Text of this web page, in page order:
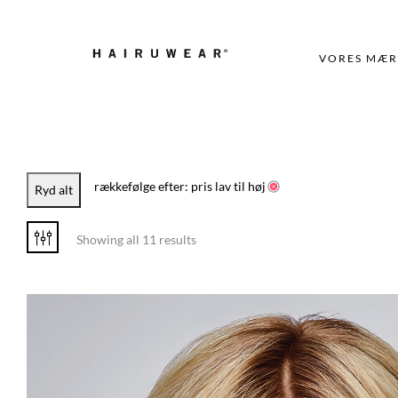
VORES
Ryd alt rækkefølge efter: pris lav til høj
Showing all 11 results